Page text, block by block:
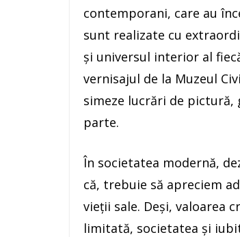
contemporani, care au
sunt realizate cu
şi universul interior al
vernisajul de la Muzeul
simeze lucrări de pictură,
parte.
În societatea modernă,
că, trebuie să apreciem
vieţii sale. Deşi, valoarea
limitată, societatea şi